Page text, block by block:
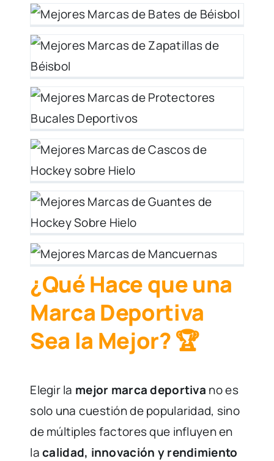
¿Qué Hace que una
Marca Deportiva
Sea la Mejor?🏆
Elegir la mejor marca deportiva no es
solo una cuestión de popularidad, sino
de múltiples factores que influyen en
lacalidad, innovación y rendimiento